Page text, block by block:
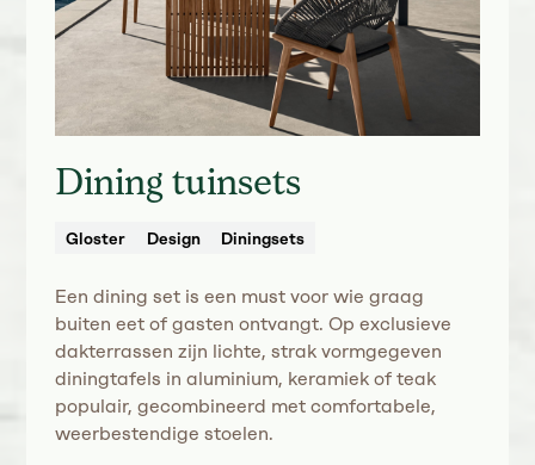
Dining tuinsets
Gloster Design Diningsets
Een dining set is een must voor wie graag
buiten eet of gasten ontvangt. Op exclusieve
dakterrassen zijn lichte, strak vormgegeven
diningtafels in aluminium, keramiek of teak
populair, gecombineerd met comfortabele,
weerbestendige stoelen.